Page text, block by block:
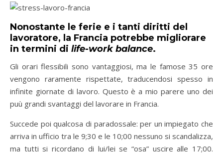
Nonostante le ferie e i tanti diritti del
lavoratore, la Francia potrebbe migliorare
in termini di life-work balance.
Gli orari flessibili sono vantaggiosi, ma le famose 35 ore
vengono raramente rispettate, traducendosi spesso in
infinite giornate di lavoro. Questo è a mio parere uno dei
puù grandi svantaggi del lavorare in Francia.
Succede poi qualcosa di paradossale: per un impiegato che
arriva in ufficio tra le 9;30 e le 10;00 nessuno si scandalizza,
ma tutti si ricordano di lui/lei se “osa” uscire alle 17;00.